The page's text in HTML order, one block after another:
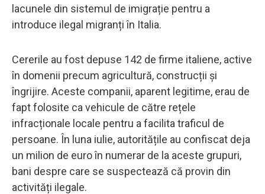
lacunele din sistemul de imigrație pentru a
introduce ilegal migranți în Italia.
Cererile au fost depuse 142 de firme italiene, active
în domenii precum agricultură, construcții și
îngrijire. Aceste companii, aparent legitime, erau de
fapt folosite ca vehicule de către rețele
infracționale locale pentru a facilita traficul de
persoane. În luna iulie, autoritățile au confiscat deja
un milion de euro în numerar de la aceste grupuri,
bani despre care se suspectează că provin din
activități ilegale.